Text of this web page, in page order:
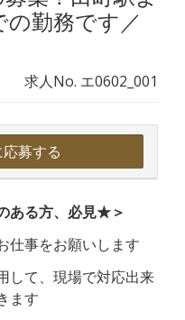
の勤務です／
求人No. エ0602_001
募する
ある方、必見★＞
仕事をお願いします
して、現場で対応出来
ます